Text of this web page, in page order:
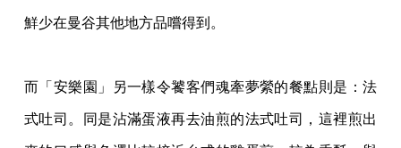
鮮少在曼谷其他地方品嚐得到。
而「安樂園」另一樣令饕客們魂牽夢縈的餐點則是：法
式吐司。同是沾滿蛋液再去油煎的法式吐司，這裡煎出